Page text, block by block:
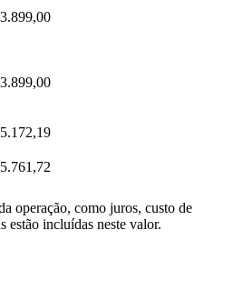
operação, como juros, custo de
estão incluídas neste valor.